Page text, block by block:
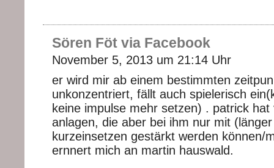
Sören Föt via Facebook
November 5, 2013 um 21:14 Uhr
er wird mir ab einem bestimmten
unkonzentriert, fällt auch spielerisch
keine impulse mehr setzen) . patrick hat
anlagen, die aber bei ihm nur mit
kurzeinsetzen gestärkt werden können/
ernnert mich an martin hauswald.